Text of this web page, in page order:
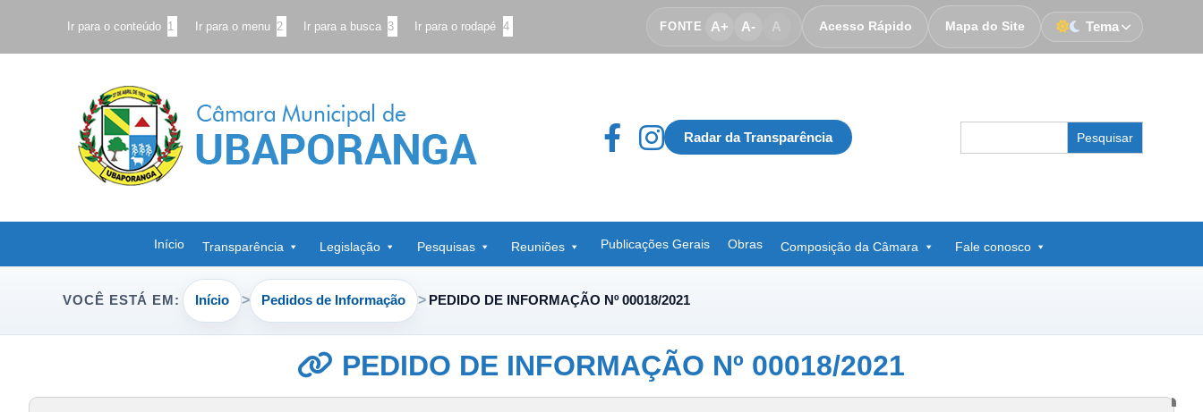
Ir para o conteúdo 1 Ir para o menu 2 Ir para a busca 3 Ir para o rodapé 4 FONTE A+ A- A Acesso Rápido Mapa do Site Tema
Radar da Transparência
for:
Início Transparência Legislação Pesquisas Reuniões Publicações Gerais Obras Composição da Câmara Fale conosco
VOCÊ ESTÁ EM: Início Pedidos de Informação PEDIDO DE INFORMAÇÃO Nº 00018/2021
PEDIDO DE INFORMAÇÃO Nº 00018/2021